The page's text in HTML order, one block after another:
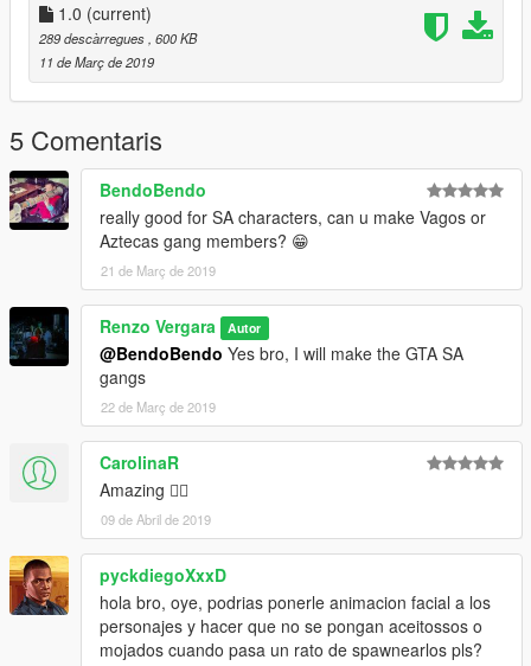
1.0 (current)
289 descàrregues , 600 KB
11 de Març de 2019
5 Comentaris
BendoBendo
really good for SA characters, can u make Vagos or
Aztecas gang members? 😁
21 de Març de 2019
Renzo Vergara Autor
@BendoBendo Yes bro, I will make the GTA SA
gangs
22 de Març de 2019
CarolinaR
Amazing 👍🏻
09 de Abril de 2019
pyckdiegoXxxD
hola bro, oye, podrias ponerle animacion facial a los
personajes y hacer que no se pongan aceitossos o
mojados cuando pasa un rato de spawnearlos pls?